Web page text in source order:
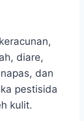
diare,
dan
pestisida
kulit.